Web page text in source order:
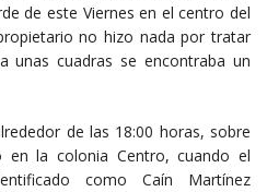
de este Viernes en el centro del
no hizo nada por tratar
unas cuadras se encontraba un
de las 18:00 horas, sobre
en la colonia Centro, cuando el
como Caín Martínez